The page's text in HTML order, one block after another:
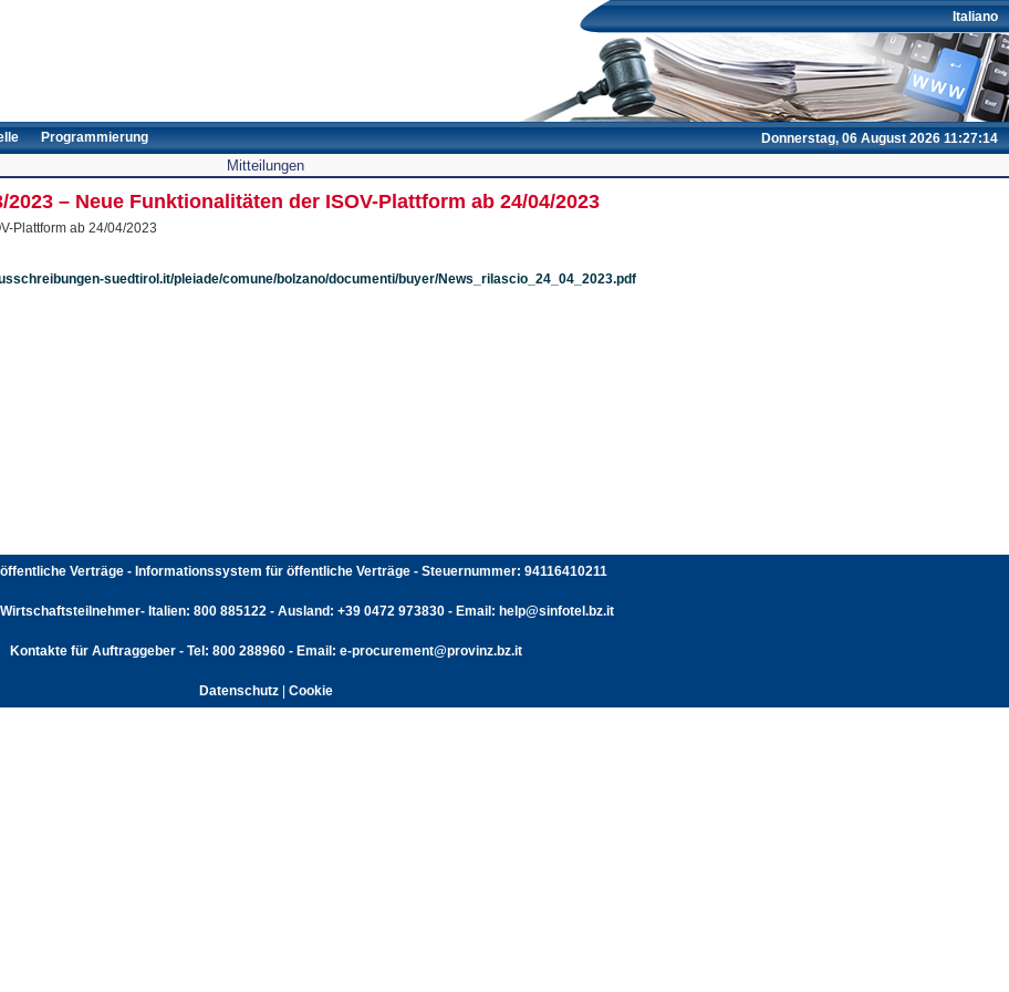
Italiano
Donnerstag, 06 August 2026 11:27:14
Programmierung
Mitteilungen
2023 – Neue Funktionalitäten der ISOV-Plattform ab 24/04/2023
Plattform ab 24/04/2023
suedtirol.it/pleiade/comune/bolzano/documenti/buyer/News_rilascio_24_04_2023.pdf
Verträge - Informationssystem für öffentliche Verträge - Steuernummer: 94116410211
Italien: 800 885122 - Ausland: +39 0472 973830 - Email: help@sinfotel.bz.it
Kontakte für Auftraggeber - Tel: 800 288960 - Email: e-procurement@provinz.bz.it
Datenschutz| Cookie